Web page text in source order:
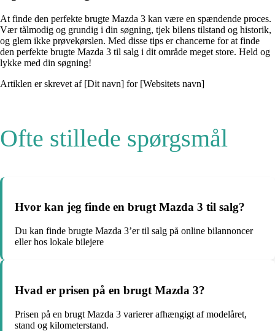
At finde den perfekte brugte Mazda 3 kan være en spændende proces.
Vær tålmodig og grundig i din søgning, tjek bilens tilstand og historik,
og glem ikke prøvekørslen. Med disse tips er chancerne for at finde
den perfekte brugte Mazda 3 til salg i dit område meget store. Held og
lykke med din søgning!
Artiklen er skrevet af [Dit navn] for [Websitets navn]
Ofte stillede spørgsmål
Hvor kan jeg finde en brugt Mazda 3 til salg?
Du kan finde brugte Mazda 3’er til salg på online bilannoncer
eller hos lokale bilejere
Hvad er prisen på en brugt Mazda 3?
Prisen på en brugt Mazda 3 varierer afhængigt af modelåret,
stand og kilometerstand.